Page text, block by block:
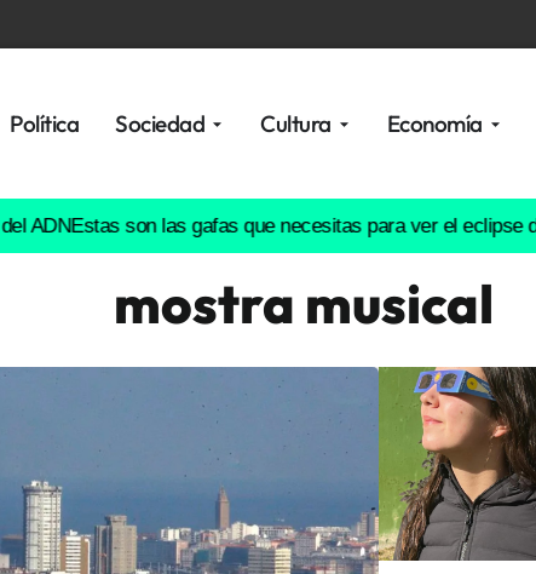
Política Sociedad Cultura Economía
Estas son las gafas que necesitas para ver el eclipse del 12
mostra musical